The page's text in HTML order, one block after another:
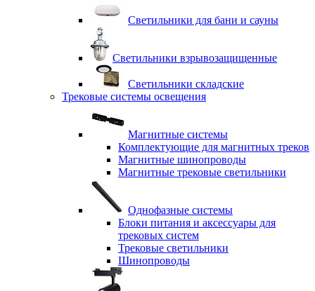
Светильники для бани и сауны
Светильники взрывозащищенные
Светильники складские
Трековые системы освещения
Магнитные системы
Комплектующие для магнитных треков
Магнитные шинопроводы
Магнитные трековые светильники
Однофазные системы
Блоки питания и аксессуары для
трековых систем
Трековые светильники
Шинопроводы